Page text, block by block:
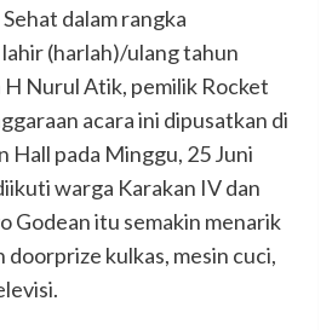
dalam rangka
(harlah)/ulang tahun
Nurul Atik, pemilik Rocket
acara ini dipusatkan di
Hall pada Minggu, 25 Juni
warga Karakan IV dan
Godean itu semakin menarik
doorprize kulkas, mesin cuci,